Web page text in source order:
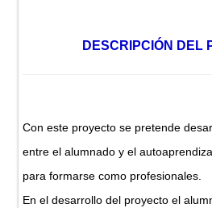
DESCRIPCIÓN DEL
Con este proyecto se pretende
entre el alumnado y el
para formarse como profesionales.
En el desarrollo del proyecto el